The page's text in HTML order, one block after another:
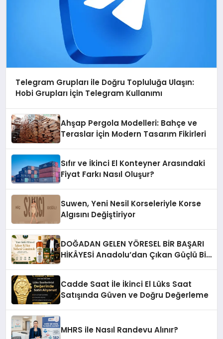
Telegram Grupları ile Doğru Topluluğa Ulaşın:
Hobi Grupları İçin Telegram Kullanımı
Ahşap Pergola Modelleri: Bahçe ve
Teraslar İçin Modern Tasarım Fikirleri
Sıfır ve İkinci El Konteyner Arasındaki
Fiyat Farkı Nasıl Oluşur?
Suwen, Yeni Nesil Korseleriyle Korse
Algısını Değiştiriyor
DOĞADAN GELEN YÖRESEL BİR BAŞARI
HİKÂYESİ Anadolu’dan Çıkan Güçlü Bir
Cadde Saat İle İkinci El Lüks Saat
Satışında Güven ve Doğru Değerleme
MHRS ile Nasıl Randevu Alınır?